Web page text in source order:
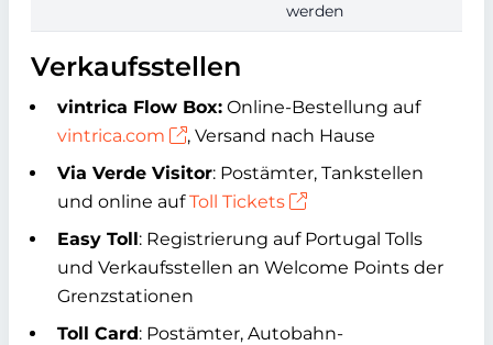
werden
Verkaufsstellen
vintrica Flow Box: Online-Bestellung auf
vintrica.com
, Versand nach Hause
Via Verde Visitor: Postämter, Tankstellen
und online aufToll Tickets
Easy Toll: Registrierung auf Portugal Tolls
und Verkaufsstellen an Welcome Points der
Grenzstationen
Toll Card: Postämter, Autobahn-